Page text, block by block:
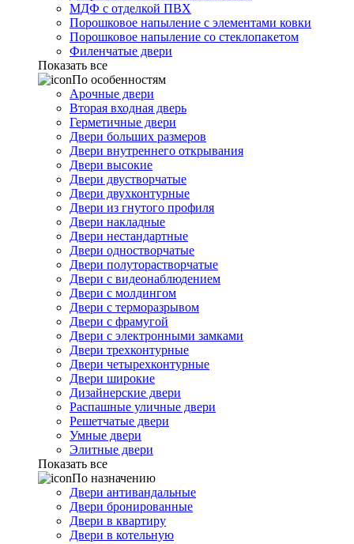
МДФ с отделкой ПВХ
Порошковое напыление с элементами ковки
Порошковое напыление со стеклопакетом
Филенчатые двери
Показать все
По особенностям
Арочные двери
Вторая входная дверь
Герметичные двери
Двери больших размеров
Двери внутреннего открывания
Двери высокие
Двери двустворчатые
Двери двухконтурные
Двери из гнутого профиля
Двери накладные
Двери нестандартные
Двери одностворчатые
Двери полуторастворчатые
Двери с видеонаблюдением
Двери с молдингом
Двери с терморазрывом
Двери с фрамугой
Двери с электронными замками
Двери трехконтурные
Двери четырехконтурные
Двери широкие
Дизайнерские двери
Распашные уличные двери
Решетчатые двери
Умные двери
Элитные двери
Показать все
По назначению
Двери антивандальные
Двери бронированные
Двери в квартиру
Двери в котельную